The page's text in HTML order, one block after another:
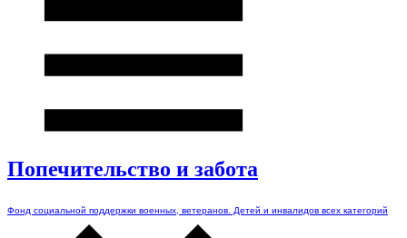
Попечительство и забота
Фонд социальной поддержки военных, ветеранов. Детей и инвалидов всех категорий